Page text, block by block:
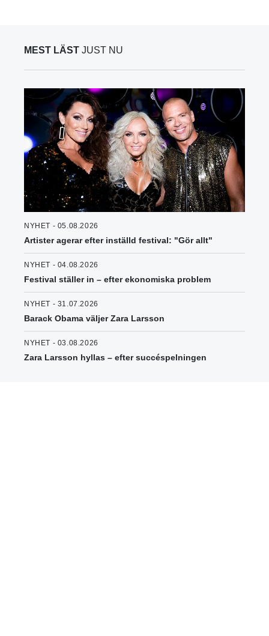
MEST LÄST JUST NU
NYHET - 05.08.2026
Artister agerar efter inställd festival: "Gör allt"
NYHET - 04.08.2026
Festival ställer in – efter ekonomiska problem
NYHET - 31.07.2026
Barack Obama väljer Zara Larsson
NYHET - 03.08.2026
Zara Larsson hyllas – efter succéspelningen